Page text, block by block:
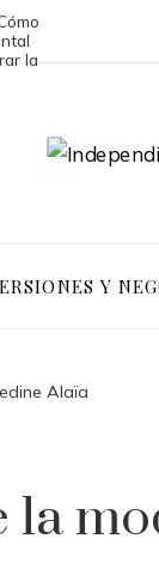
la
Y
Alaïa
la